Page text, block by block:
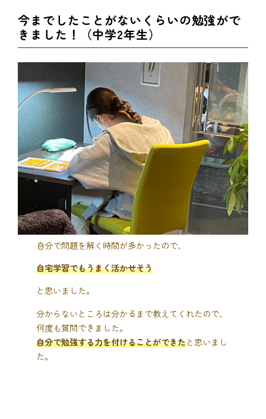
今までしたことがないくらいの勉強がで
きました！（中学2年生）
自分で問題を解く時間が多かったので、
自宅学習でもうまく活かせそう
と思いました。
分からないところは分かるまで教えてくれたので、
何度も質問できました。
自分で勉強する力を付けることができたと思いまし
た。